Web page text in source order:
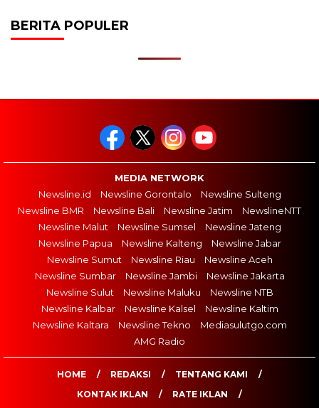
BERITA POPULER
MEDIA NETWORK
Newsline.id
Newsline Gorontalo
Newsline Sulteng
Newsline BMR
Newsline Bali Newsline Jatim
NewslineNTT
Newsline Malut
Newsline Sumsel
Newsline Jateng
Newsline Papua
Newsline Kalteng
Newsline Jabar
Newsline Sumut
Newsline Riau
Newsline Aceh
Newsline Sumbar
Newsline Jambi
Newsline Jakarta
Newsline Sulut
Newsline Maluku
Newsline NTB
Newsline Kalbar
Newsline Kalsel
Newsline Kaltim
Newsline Kaltara
Newsline Tekno
Mediasulutgo.com
AMG Radio
HOME REDAKSI
TENTANG KAMI
KONTAK IKLAN
RATE IKLAN